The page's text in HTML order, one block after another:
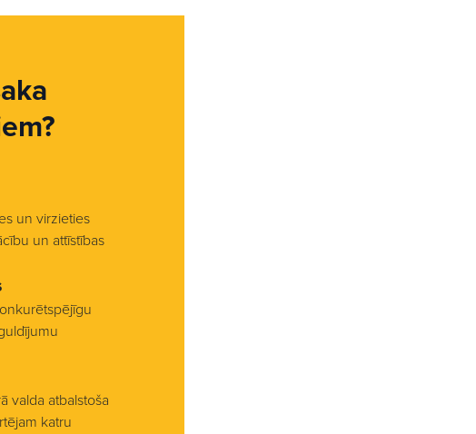
un virzieties
un attīstības
valda atbalstoša
katru